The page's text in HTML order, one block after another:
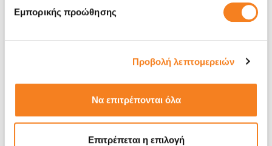
Εμπορικής προώθησης
Προβολή λεπτομερειών
Να επιτρέπονται όλα
Επιτρέπεται η επιλογή